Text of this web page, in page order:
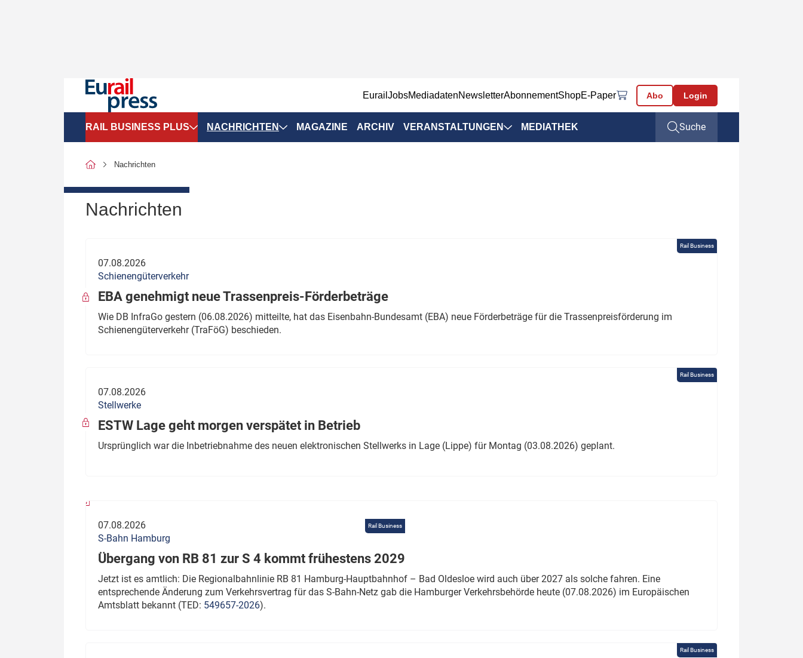
EurailJobsMediadatenNewsletterAbonnementShopE-Paper Abo Login
RAIL BUSINESS PLUS
SPNV-Marktdaten
Politik
Verbände: Wer spricht für
wen?
Thema des Monats
Dossier: Generalsanierung
Dossier: ETCS
NACHRICHTEN
Infrastruktur & Ausrüstung
ÖPNV
MAGAZINE ARCHIV VERANSTALTUNGEN MEDIATHEK Suche
Nachrichten
Nachrichten
Rail Business
07.08.2026
Schienengüterverkehr
EBA genehmigt neue Trassenpreis-Förderbeträge
Wie DB InfraGo gestern (06.08.2026) mitteilte, hat das Eisenbahn-Bundesamt (EBA) neue Förderbeträge für die Trassenpreisförderung im
Schienengüterverkehr (TraFöG) beschieden.
Rail Business
07.08.2026
Stellwerke
ESTW Lage geht morgen verspätet in Betrieb
Ursprünglich war die Inbetriebnahme des neuen elektronischen Stellwerks in Lage (Lippe) für Montag (03.08.2026) geplant.
Rail Business
07.08.2026
S-Bahn Hamburg
Übergang von RB 81 zur S 4 kommt frühestens 2029
Jetzt ist es amtlich: Die Regionalbahnlinie RB 81 Hamburg-Hauptbahnhof – Bad Oldesloe wird auch über 2027 als solche fahren. Eine
entsprechende Änderung zum Verkehrsvertrag für das S-Bahn-Netz gab die Hamburger Verkehrsbehörde heute (07.08.2026) im Europäischen
Amtsblatt bekannt (TED: 549657-2026).
Rail Business